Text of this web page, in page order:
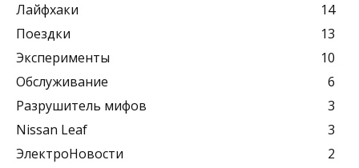
Лайфхаки
14
Поездки
13
Эксперименты
10
Обслуживание
6
Разрушитель мифов
3
Nissan Leaf
3
ЭлектроНовости
2